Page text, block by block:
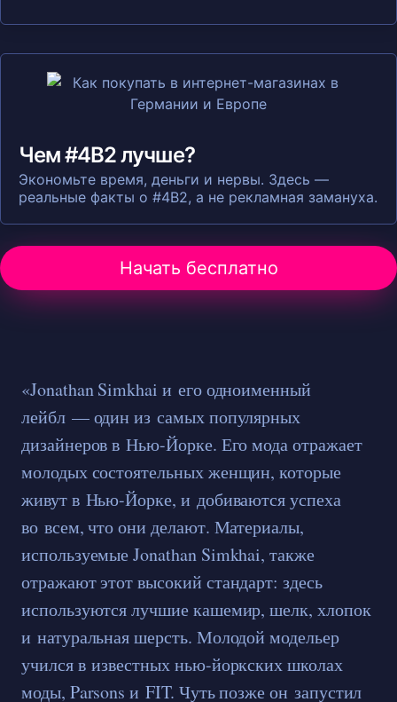
Чем #4B2 лучше?
Экономьте время, деньги и нервы. Здесь —
реальные факты о #4B2, а не рекламная замануха.
Начать бесплатно
«Jonathan Simkhai и его одноименный
лейбл — один из самых популярных
дизайнеров в Нью-Йорке. Его мода отражает
молодых состоятельных женщин, которые
живут в Нью-Йорке, и добиваются успеха
во всем, что они делают. Материалы,
используемые Jonathan Simkhai, также
отражают этот высокий стандарт: здесь
используются лучшие кашемир, шелк, хлопок
и натуральная шерсть. Молодой модельер
учился в известных нью-йоркских школах
моды, Parsons и FIT. Чуть позже он запустил